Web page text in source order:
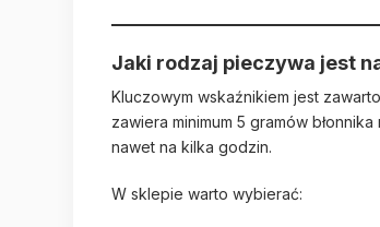
Jaki rodzaj pieczywa jest
Kluczowym wskaźnikiem jest
zawiera minimum 5 gramów
nawet na kilka godzin.
W sklepie warto wybierać: